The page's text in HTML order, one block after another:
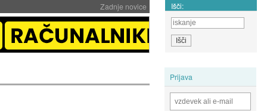
Zadnje novice Išči:
Prijava